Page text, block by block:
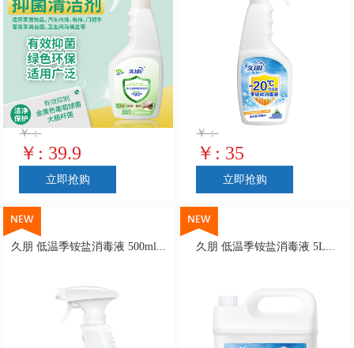
￥：
￥: 39.9
立即抢购
￥：
￥: 35
立即抢购
久朋 低温季铵盐消毒液 500ml... 久朋 低温季铵盐消毒液 5L...